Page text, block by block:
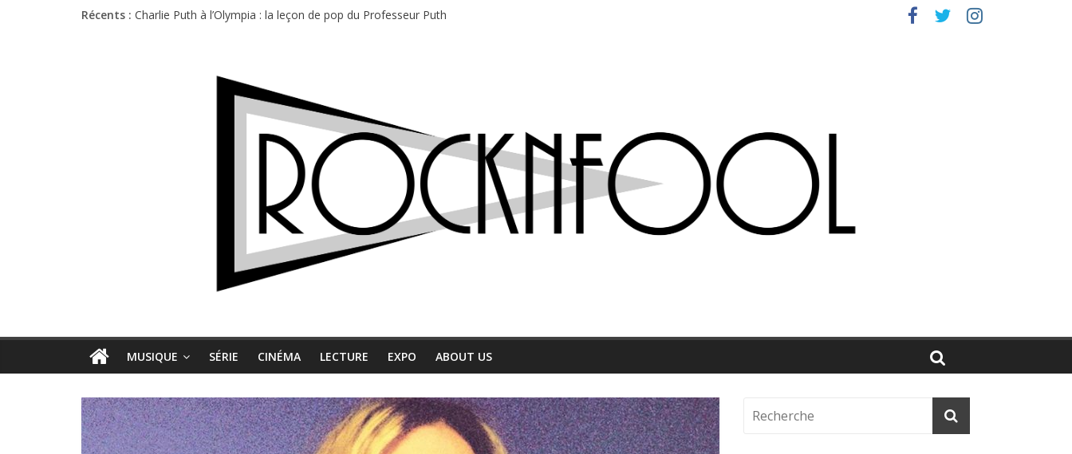
Récents : Charlie Puth à l’Olympia : la leçon de pop du Professeur Puth
Première édition du Midgard Festival : entre bière, métal et tatouages
MUSIQUE SÉRIE CINÉMA LECTURE EXPO ABOUT US